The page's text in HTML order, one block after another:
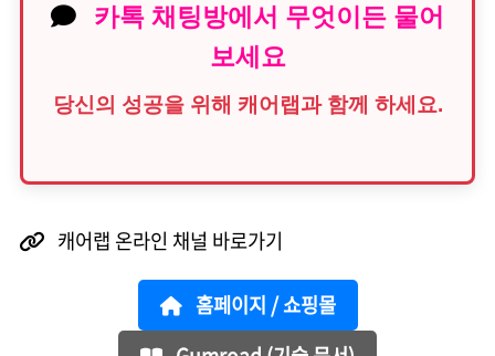
카톡 채팅방에서 무엇이든 물어
보세요
당신의 성공을 위해 캐어랩과 함께 하세요.
캐어랩 온라인 채널 바로가기
홈페이지 / 쇼핑몰